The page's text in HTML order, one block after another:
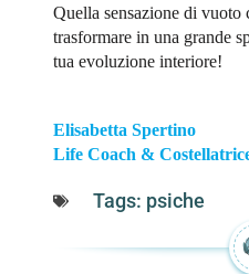
Quella sensazione di vuoto
trasformare in una grande
tua evoluzione interiore!
Elisabetta Spertino
Life Coach &
Tags: psiche